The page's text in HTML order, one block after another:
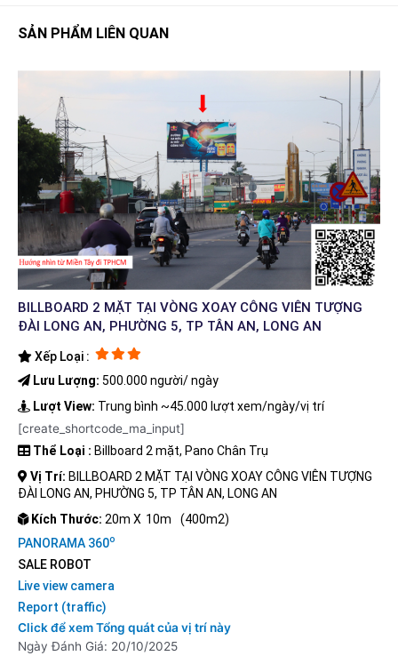
SẢN PHẨM LIÊN QUAN
BILLBOARD 2 MẶT TẠI VÒNG XOAY CÔNG VIÊN TƯỢNG
ĐÀI LONG AN, PHƯỜNG 5, TP TÂN AN, LONG AN
Xếp Loại :
Lưu Lượng: 500.000 người/ ngày
Lượt View: Trung bình ~45.000 lượt xem/ngày/vị trí
[create_shortcode_ma_input]
Thể Loại : Billboard 2 mặt, Pano Chân Trụ
Vị Trí: BILLBOARD 2 MẶT TẠI VÒNG XOAY CÔNG VIÊN TƯỢNG
ĐÀI LONG AN, PHƯỜNG 5, TP TÂN AN, LONG AN
Kích Thước: 20m X 10m
(400m2)
PANORAMA 360o
SALE ROBOT
Live view camera
Report (traffic)
Click để xem Tổng quát của vị trí này
Ngày Đánh Giá: 20/10/2025